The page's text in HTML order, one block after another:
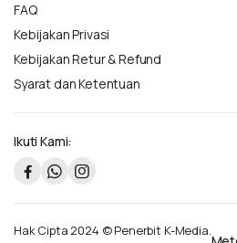
FAQ
Kebijakan Privasi
Kebijakan Retur & Refund
Syarat dan Ketentuan
Ikuti Kami:
Hak Cipta 2024 © Penerbit K-Media.